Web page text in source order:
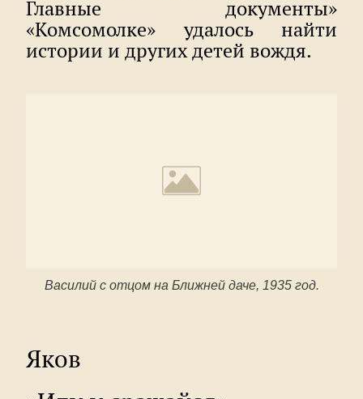
Главные документы»
«Комсомолке» удалось найти
истории и других детей вождя.
Василий с отцом на Ближней даче, 1935 год.
Яков